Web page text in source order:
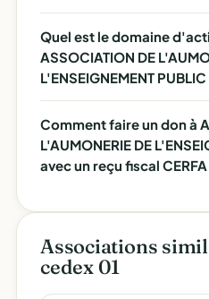
Quel est le domaine
ASSOCIATION DE
L'ENSEIGNEMENT
Comment faire un don à
L'AUMONERIE DE
avec un reçu fiscal CERFA
Associations
cedex 01